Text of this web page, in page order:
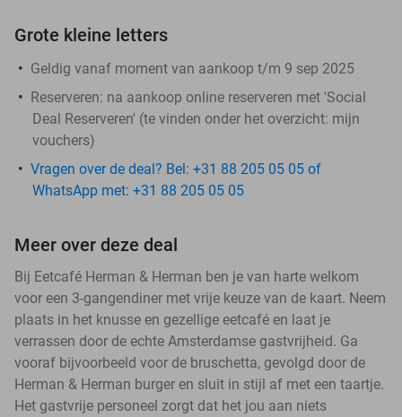
Grote kleine letters
Geldig vanaf moment van aankoop t/m 9 sep 2025
Reserveren: na aankoop online reserveren met 'Social
Deal Reserveren' (te vinden onder het overzicht: mijn
vouchers)
Vragen over de deal? Bel: +31 88 205 05 05 of
WhatsApp met: +31 88 205 05 05
Meer over deze deal
Bij Eetcafé Herman & Herman ben je van harte welkom
voor een 3-gangendiner met vrije keuze van de kaart. Neem
plaats in het knusse en gezellige eetcafé en laat je
verrassen door de echte Amsterdamse gastvrijheid. Ga
vooraf bijvoorbeeld voor de bruschetta, gevolgd door de
Herman & Herman burger en sluit in stijl af met een taartje.
Het gastvrije personeel zorgt dat het jou aan niets